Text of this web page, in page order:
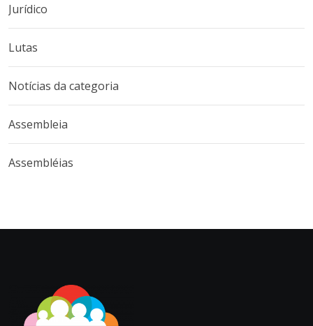
Jurídico
Lutas
Notícias da categoria
Assembleia
Assembléias